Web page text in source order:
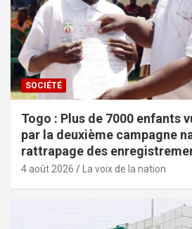
SOCIÉTÉ
Togo : Plus de 7000 enfants
par la deuxième campagne
rattrapage des
4 août 2026 La voix de la nation